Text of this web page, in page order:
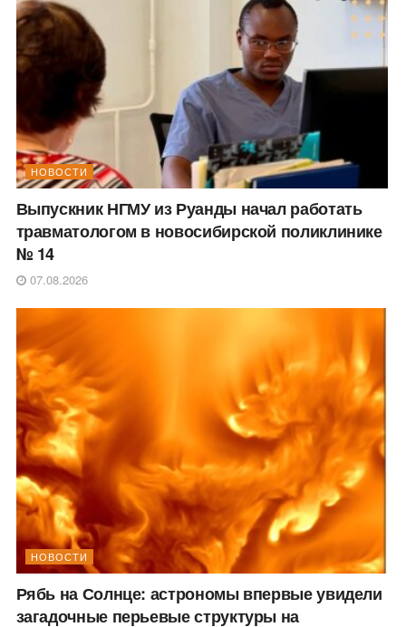
НОВОСТИ
Выпускник НГМУ из Руанды начал работать
травматологом в новосибирской поликлинике
№ 14
07.08.2026
НОВОСТИ
Рябь на Солнце: астрономы впервые увидели
загадочные перьевые структуры на